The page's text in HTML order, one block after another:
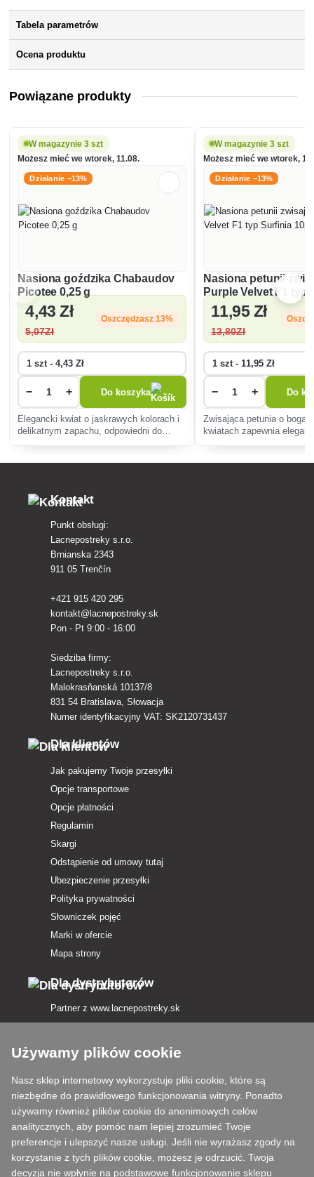
Tabela parametrów
Ocena produktu
Powiązane produkty
W magazynie 3 szt
Możesz mieć we wtorek, 11.08.
Działanie −13%
Nasiona goździka Chabaudov
Picotee 0,25 g
4,43 Zł
5,07Zł
Oszczędzasz 13%
− + Do koszyka
Elegancki kwiat o jaskrawych kolorach i
delikatnym zapachu, odpowiedni do
W magazynie 3 szt
Możesz mieć we wtorek,
Działanie −13%
Nasiona petunii
Purple Velvet F1 typ
11,95 Zł
13,80Zł
− + Do
Zwisająca petunia o
kwiatach zapewnia
Kontakt
Punkt obsługi:
Lacnepostreky s.r.o.
Brnianska 2343
911 05 Trenčín
+421 915 420 295
kontakt@lacnepostreky.sk
Pon - Pt 9:00 - 16:00
Siedziba firmy:
Lacnepostreky s.r.o.
Malokrasňanská 10137/8
831 54 Bratislava, Słowacja
Numer identyfikacyjny VAT: SK2120731437
Dla klientów
Jak pakujemy Twoje przesyłki
Opcje transportowe
Opcje płatności
Regulamin
Skargi
Odstąpienie od umowy tutaj
Ubezpieczenie przesyłki
Polityka prywatności
Słowniczek pojęć
Marki w ofercie
Mapa strony
Dla dystrybutorów
Partner z www.lacnepostreky.sk
Zawsze służymy fachową poradą
Reklamacje są rozpatrywane w ciągu 24 godzin
85% towarów w magazynie
Używamy plików cookie
Nasz sklep internetowy wykorzystuje pliki cookie, które są
niezbędne do prawidłowego funkcjonowania witryny. Ponadto
używamy również plików cookie do anonimowych celów
analitycznych, aby pomóc nam lepiej zrozumieć Twoje
preferencje i ulepszyć nasze usługi. Jeśli nie wyrażasz zgody na
korzystanie z tych plików cookie, możesz je odrzucić. Twoja
decyzja nie wpłynie na podstawowe funkcjonowanie sklepu